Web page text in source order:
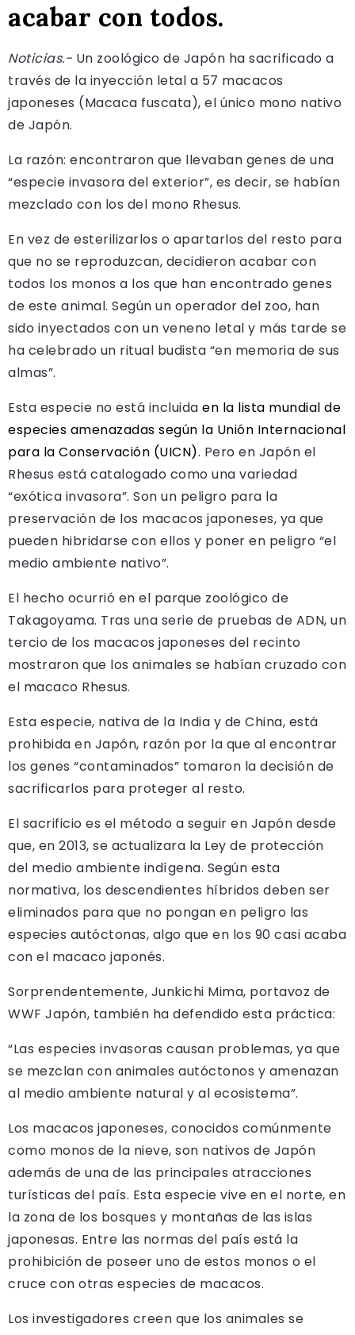
acabar con todos.
Noticias.- Un zoológico de Japón ha sacrificado a
través de la inyección letal a 57 macacos
japoneses (Macaca fuscata), el único mono nativo
de Japón.
La razón: encontraron que llevaban genes de una
“especie invasora del exterior”, es decir, se habían
mezclado con los del mono Rhesus.
En vez de esterilizarlos o apartarlos del resto para
que no se reproduzcan, decidieron acabar con
todos los monos a los que han encontrado genes
de este animal. Según un operador del zoo, han
sido inyectados con un veneno letal y más tarde se
ha celebrado un ritual budista “en memoria de sus
almas”.
Esta especie no está incluida en la lista mundial de
especies amenazadas según la Unión Internacional
para la Conservación (UICN). Pero en Japón el
Rhesus está catalogado como una variedad
“exótica invasora”. Son un peligro para la
preservación de los macacos japoneses, ya que
pueden hibridarse con ellos y poner en peligro “el
medio ambiente nativo”.
El hecho ocurrió en el parque zoológico de
Takagoyama. Tras una serie de pruebas de ADN, un
tercio de los macacos japoneses del recinto
mostraron que los animales se habían cruzado con
el macaco Rhesus.
Esta especie, nativa de la India y de China, está
prohibida en Japón, razón por la que al encontrar
los genes “contaminados” tomaron la decisión de
sacrificarlos para proteger al resto.
El sacrificio es el método a seguir en Japón desde
que, en 2013, se actualizara la Ley de protección
del medio ambiente indígena. Según esta
normativa, los descendientes híbridos deben ser
eliminados para que no pongan en peligro las
especies autóctonas, algo que en los 90 casi acaba
con el macaco japonés.
Sorprendentemente, Junkichi Mima, portavoz de
WWF Japón, también ha defendido esta práctica:
“Las especies invasoras causan problemas, ya que
se mezclan con animales autóctonos y amenazan
al medio ambiente natural y al ecosistema”.
Los macacos japoneses, conocidos comúnmente
como monos de la nieve, son nativos de Japón
además de una de las principales atracciones
turísticas del país. Esta especie vive en el norte, en
la zona de los bosques y montañas de las islas
japonesas. Entre las normas del país está la
prohibición de poseer uno de estos monos o el
cruce con otras especies de macacos.
Los investigadores creen que los animales se